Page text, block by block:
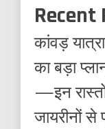
Recent
कांवड़
का बड़ा
—इन
जायरीनों